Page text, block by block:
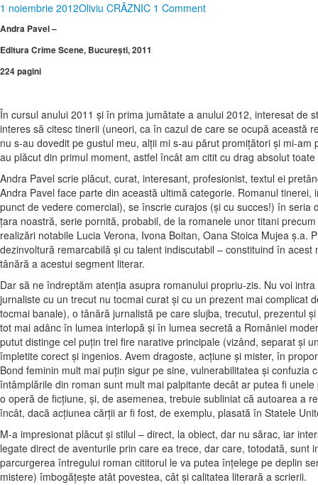
1 noiembrie 2012Oliviu CRÂZNIC 1 Comment
Andra Pavel –
Editura Crime Scene, Bucureşti, 2011
224 pagini
În cursul anului 2011 şi în prima jumătate a anului 2012, interesat de
interes să citesc tinerii (uneori, ca în cazul de care se ocupă această
nu s-au dovedit pe gustul meu, alţii mi s-au părut promiţători şi mi-
au plăcut din primul moment, astfel încât am citit cu drag absolut
Andra Pavel scrie plăcut, curat, interesant, profesionist, textul ei
Andra Pavel face parte din această ultimă categorie. Romanul tinerei,
punct de vedere comercial), se înscrie curajos (şi cu succes!) în seria
ţara noastră, serie pornită, probabil, de la romanele unor titani
realizări notabile Lucia Verona, Ivona Boitan, Oana Stoica Mujea
dezinvoltură remarcabilă şi cu talent indiscutabil – constituind în
tânără a acestui segment literar.
Dar să ne îndreptăm atenţia asupra romanului propriu-zis. Nu voi
jurnaliste cu un trecut nu tocmai curat şi cu un prezent mai
tocmai banale), o tânără jurnalistă pe care slujba, trecutul, prezentul
tot mai adânc în lumea interlopă şi în lumea secretă a României
putut distinge cel puţin trei fire narative principale (vizând, separat şi
împletite corect şi ingenios. Avem dragoste, acţiune şi mister, în
Bond feminin mult mai puţin sigur pe sine, vulnerabilitatea şi
întâmplările din roman sunt mult mai palpitante decât ar putea fi
o operă de ficţiune, şi, de asemenea, trebuie subliniat că autoarea a
încât, dacă acţiunea cărţii ar fi fost, de exemplu, plasată în Statele
M-a impresionat plăcut şi stilul – direct, la obiect, dar nu sărac, iar
legate direct de aventurile prin care ea trece, dar care, totodată, sunt
parcurgerea întregului roman cititorul le va putea înţelege pe deplin
mistere) îmbogăţeşte atât povestea, cât şi calitatea literară a scrierii.